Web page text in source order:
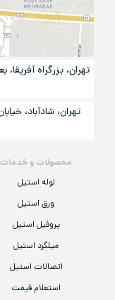
محصولات و خدمات
لوله استیل
ورق استیل
پروفیل استیل
میلگرد استیل
اتصالات استیل
استعلام قیمت
تهران، بزرگراه